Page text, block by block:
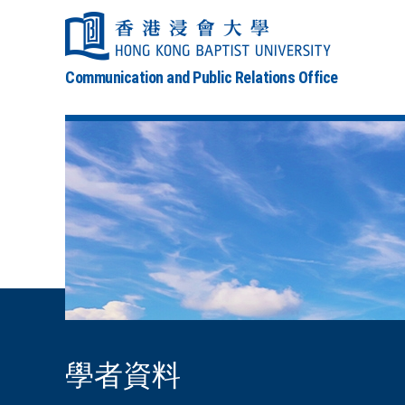
Communication and Public Relations Office
學者資料